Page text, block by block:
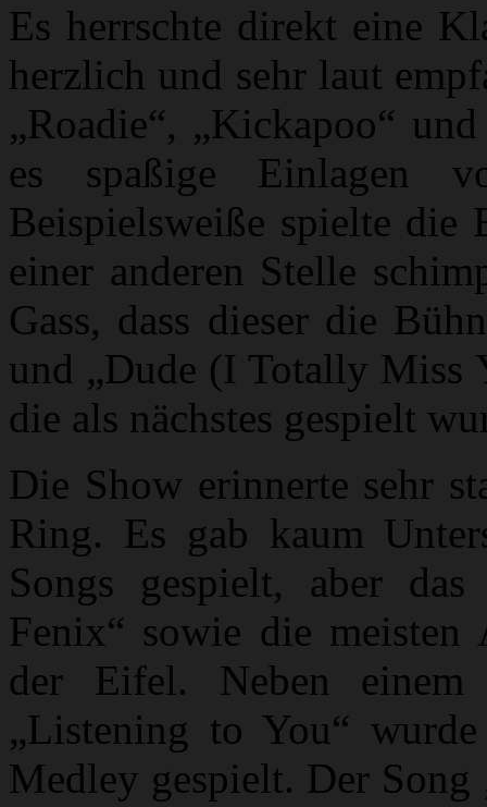
Es herrschte direkt eine
herzlich und sehr laut
„Roadie“, „Kickapoo“
es spaßige Einlagen
Beispielsweiße spielte die
einer anderen Stelle
Gass, dass dieser die
und „Dude (I Totally Miss
die als nächstes gespielt
Die Show erinnerte sehr
Ring. Es gab kaum
Songs gespielt, aber
Fenix“ sowie die
der Eifel. Neben
„Listening to You“
Medley gespielt. Der Song